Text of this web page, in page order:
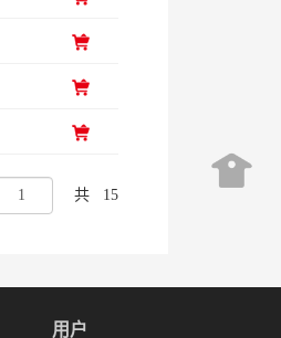
共 15
用户